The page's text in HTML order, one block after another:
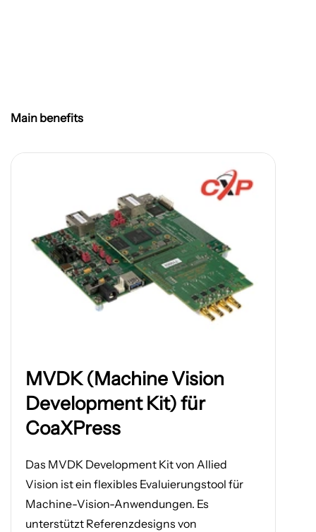
Main benefits
einem
neuen
Tab
MVDK (Machine Vision
Development Kit) für
CoaXPress
Das MVDK Development Kit von Allied
Vision ist ein flexibles Evaluierungstool für
Machine-Vision-Anwendungen. Es
unterstützt Referenzdesigns von